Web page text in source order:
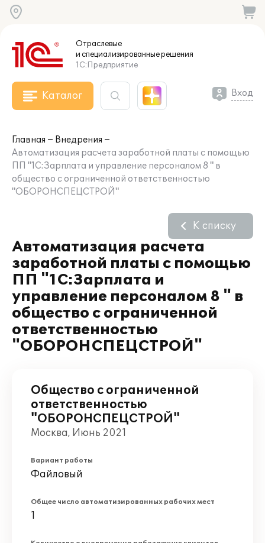
Отраслевые
и специализированныерешения
1С:Предприятие
Каталог Вход
Главная
Внедрения
Автоматизация расчета заработной платы с помощью
ПП "1С:Зарплата и управление персоналом 8 " в
общество с ограниченной ответственностью
"ОБОРОНСПЕЦСТРОЙ"
Автоматизация расчета
заработной платы с помощью
ПП "1С:Зарплата и
управление персоналом 8 " в
общество с ограниченной
ответственностью
"ОБОРОНСПЕЦСТРОЙ"
К списку
Общество с ограниченной
ответственностью
"ОБОРОНСПЕЦСТРОЙ"
Москва, Июнь 2021
Вариант работы
Файловый
Общее число автоматизированных рабочих мест
1